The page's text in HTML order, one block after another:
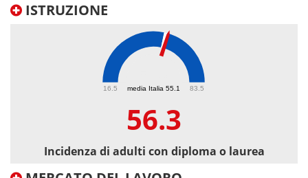
ISTRUZIONE
media Italia 55.1
16.5 83.5
56.3
Incidenza di adulti con diploma o laurea